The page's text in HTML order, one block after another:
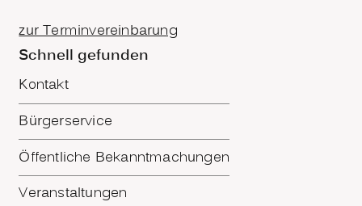
zur Terminvereinbarung
Schnell gefunden
Kontakt
Bürgerservice
Öffentliche Bekanntmachungen
Veranstaltungen